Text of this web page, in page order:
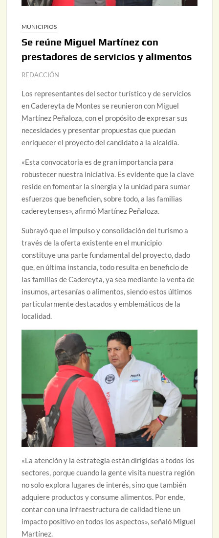
MUNICIPIOS
Se reúne Miguel Martínez con
prestadores de servicios y alimentos
REDACCIÓN
Los representantes del sector turístico y de servicios
en Cadereyta de Montes se reunieron con Miguel
Martínez Peñaloza, con el propósito de expresar sus
necesidades y presentar propuestas que puedan
enriquecer el proyecto del candidato a la alcaldía.
«Esta convocatoria es de gran importancia para
robustecer nuestra iniciativa. Es evidente que la clave
reside en fomentar la sinergia y la unidad para sumar
esfuerzos que beneficien, sobre todo, a las familias
cadereytenses», afirmó Martínez Peñaloza.
Subrayó que el impulso y consolidación del turismo a
través de la oferta existente en el municipio
constituye una parte fundamental del proyecto, dado
que, en última instancia, todo resulta en beneficio de
las familias de Cadereyta, ya sea mediante la venta de
insumos, artesanías o alimentos, siendo estos últimos
particularmente destacados y emblemáticos de la
localidad.
«La atención y la estrategia están dirigidas a todos los
sectores, porque cuando la gente visita nuestra región
no solo explora lugares de interés, sino que también
adquiere productos y consume alimentos. Por ende,
contar con una infraestructura de calidad tiene un
impacto positivo en todos los aspectos», señaló Miguel
Martínez.